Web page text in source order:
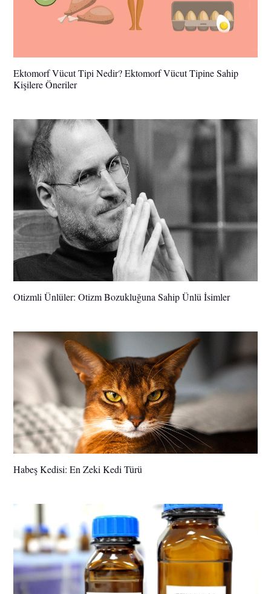
Ektomorf Vücut Tipi Nedir? Ektomorf Vücut Tipine Sahip
Kişilere Öneriler
Otizmli Ünlüler: Otizm Bozukluğuna Sahip Ünlü İsimler
Habeş Kedisi: En Zeki Kedi Türü